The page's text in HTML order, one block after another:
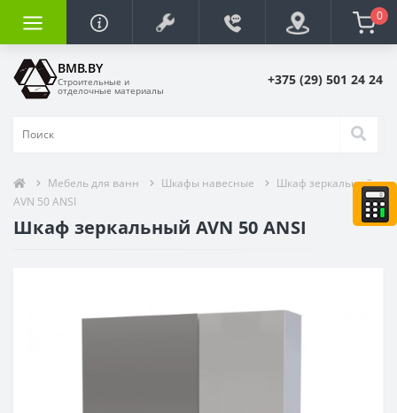
0
BMB.BY
Строительные и
отделочные материалы
+375 (29) 501 24 24
Мебель для ванн Шкафы навесные
Шкаф зеркальный
AVN 50 ANSI
Шкаф зеркальный AVN 50 ANSI